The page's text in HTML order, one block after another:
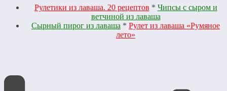
Рулетики из лаваша. 20 рецептов * Чипсы с сыром и
ветчиной из лаваша
Сырный пирог из лаваша * Рулет из лаваша «Румяное
лето»